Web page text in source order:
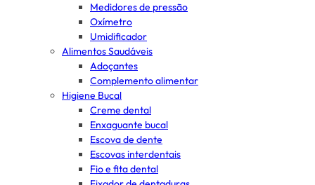
Medidores de pressão
Oxímetro
Umidificador
Alimentos Saudáveis
Adoçantes
Complemento alimentar
Higiene Bucal
Creme dental
Enxaguante bucal
Escova de dente
Escovas interdentais
Fio e fita dental